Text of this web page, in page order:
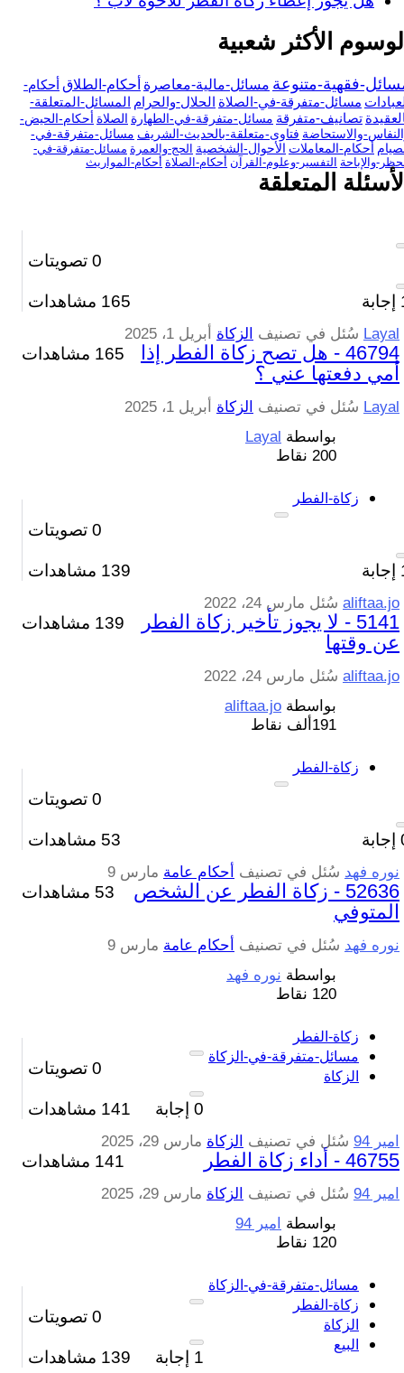
الأكثر شعبية
فقهية-متنوعة مسائل-مالية-معاصرة أحكام-الطلاق أحكام-
مسائل-متفرقة-في-الصلاة الحلال-والحرام المسائل-المتعلقة-
تصانيف-متفرقة مسائل-متفرقة-في-الطهارة الصلاة أحكام-الحيض-
والاستحاضة فتاوى-متعلقة-بالحديث-الشريف مسائل-متفرقة-في-
أحكام-المعاملات الأحوال-الشخصية الحج-والعمرة مسائل-متفرقة-في-
والإباحة التفسير-وعلوم-القرآن أحكام-الصلاة أحكام-المواريث
المتعلقة
0 تصويتات
إجابة 165 مشاهدات
Layal سُئل في تصنيف الزكاة أبريل 1، 2025
165 مشاهدات
46794 - هل تصح زكاة الفطر إذا
أمي دفعتها عني ؟
Layal سُئل في تصنيف الزكاة
أبريل 1، 2025
بواسطة Layal
200 نقاط
زكاة-الفطر
0 تصويتات
إجابة 139 مشاهدات
aliftaa.jo سُئل مارس 24، 2022
139 مشاهدات
5141 - لا يجوز تأخير زكاة الفطر
عن وقتها
aliftaa.jo سُئل مارس 24، 2022
بواسطة aliftaa.jo
191ألف
نقاط
زكاة-الفطر
0 تصويتات
إجابة 53 مشاهدات
نوره فهد سُئل في تصنيف أحكام عامة مارس 9
53 مشاهدات
52636 - زكاة الفطر عن الشخص
المتوفي
نوره فهد سُئل في تصنيف أحكام عامة مارس 9
بواسطة نوره فهد
120 نقاط
زكاة-الفطر
مسائل-متفرقة-في-الزكاة
الزكاة
0 تصويتات
0 إجابة 141 مشاهدات
امير 94 سُئل في تصنيف الزكاة مارس 29، 2025
141 مشاهدات 46755 - أداء زكاة الفطر
امير 94 سُئل في تصنيف الزكاة مارس 29، 2025
بواسطة
امير 94
120 نقاط
مسائل-متفرقة-في-الزكاة
زكاة-الفطر
الزكاة
البيع
0 تصويتات
1 إجابة 139 مشاهدات